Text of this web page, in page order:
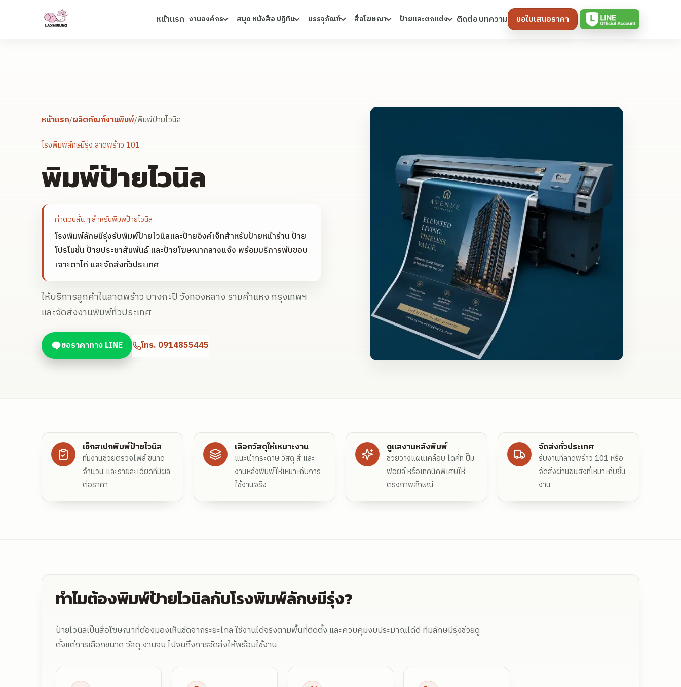
หน้าแรก งานองค์กร สมุด หนังสือ ปฏิทิน บรรจุภัณฑ์ สื่อโฆษณา ป้ายและตกแต่ง ติดต่อบทความ ขอใบเสนอราคา
หน้าแรก/ผลิตภัณฑ์งานพิมพ์/พิมพ์ป้ายไวนิล
โรงพิมพ์ลักษมีรุ่ง ลาดพร้าว 101
พิมพ์ป้ายไวนิล
คำตอบสั้น ๆ สำหรับพิมพ์ป้ายไวนิล
โรงพิมพ์ลักษมีรุ่งรับพิมพ์ป้ายไวนิลและป้ายอิงค์เจ็ทสำหรับป้ายหน้าร้าน ป้าย
โปรโมชั่น ป้ายประชาสัมพันธ์ และป้ายโฆษณากลางแจ้ง พร้อมบริการพับขอบ
เจาะตาไก่ และจัดส่งทั่วประเทศ
ให้บริการลูกค้าในลาดพร้าว บางกะปิ วังทองหลาง รามคำแหง กรุงเทพฯ
และจัดส่งงานพิมพ์ทั่วประเทศ
ขอราคาทาง LINE โทร. 0914855445
เช็กสเปกพิมพ์ป้ายไวนิล
ทีมงานช่วยตรวจไฟล์ ขนาด
จำนวน และรายละเอียดที่มีผล
ต่อราคา
เลือกวัสดุให้เหมาะงาน
แนะนำกระดาษ วัสดุ สี และ
งานหลังพิมพ์ให้เหมาะกับการ
ใช้งานจริง
ดูแลงานหลังพิมพ์
ช่วยวางแผนเคลือบ ไดคัท ปั๊ม
ฟอยล์ หรือเทคนิคพิเศษให้
ตรงภาพลักษณ์
จัดส่งทั่วประเทศ
รับงานที่ลาดพร้าว 101 หรือ
จัดส่งผ่านขนส่งที่เหมาะกับชิ้น
งาน
ทำไมต้องพิมพ์ป้ายไวนิลกับโรงพิมพ์ลักษมีรุ่ง?
ป้ายไวนิลเป็นสื่อโฆษณาที่ต้องมองเห็นชัดจากระยะไกล ใช้งานได้จริงตามพื้นที่ติดตั้ง และควบคุมงบประมาณได้ดี ทีมลักษมีรุ่งช่วยดู
ตั้งแต่การเลือกขนาด วัสดุ งานจบ ไปจนถึงการจัดส่งให้พร้อมใช้งาน